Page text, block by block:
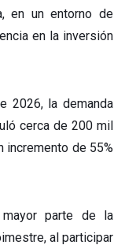
en un entorno de
en la inversión
2026, la demanda
cerca de 200 mil
incremento de 55%
parte de la
al participar